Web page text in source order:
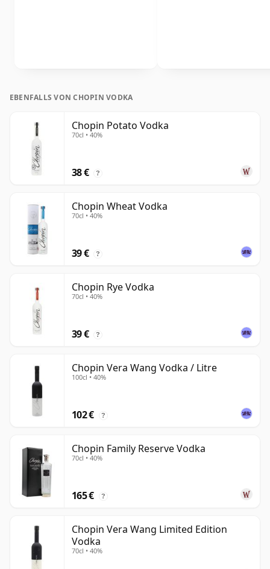
EBENFALLS VON CHOPIN VODKA
Chopin Potato Vodka
70cl • 40%
38 € ?
Chopin Wheat Vodka
70cl • 40%
39 € ?
Chopin Rye Vodka
70cl • 40%
39 € ?
Chopin Vera Wang Vodka / Litre
100cl • 40%
102 € ?
Chopin Family Reserve Vodka
70cl • 40%
165 € ?
Chopin Vera Wang Limited Edition
Vodka
70cl • 40%